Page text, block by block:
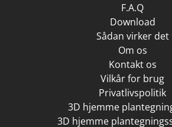
F.A.Q
Download
Sådan virker det
Om os
Kontakt os
Vilkår for brug
Privatlivspolitik
3D hjemme
3D hjemme